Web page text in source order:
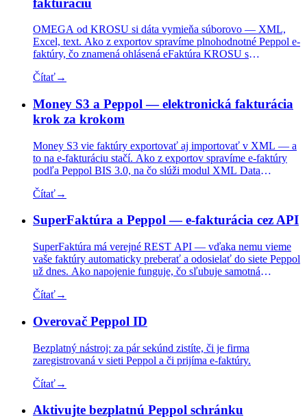
OMEGA od KROSU si dáta vymieňa súborovo — XML,
Excel, text. Ako z exportov spravíme plnohodnotné Peppol e-
faktúry, čo znamená ohlásená eFaktúra KROSU s
Čítať→
Money S3 a Peppol — elektronická fakturácia
krok za krokom
Money S3 vie faktúry exportovať aj importovať v XML — a
to na e-fakturáciu stačí. Ako z exportov spravíme e-faktúry
podľa Peppol BIS 3.0, na čo slúži modul XML Data
Čítať→
SuperFaktúra a Peppol — e-fakturácia cez API
SuperFaktúra má verejné REST API — vďaka nemu vieme
vaše faktúry automaticky preberať a odosielať do siete Peppol
už dnes. Ako napojenie funguje, čo sľubuje samotná
Čítať→
Overovač Peppol ID
Bezplatný nástroj: za pár sekúnd zistíte, či je firma
zaregistrovaná v sieti Peppol a či prijíma e-faktúry.
Čítať→
Aktivujte bezplatnú Peppol schránku